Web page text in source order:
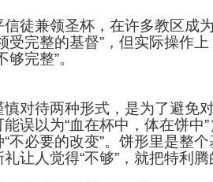
信徒兼领圣杯，在许多教区成
受完整的基督”，但实际操作
完整”。
对待两种形式，是为了避免
能误以为“血在杯中，体在饼
不必要的改变”。饼形里是整
让人觉得“不够”，就把特利